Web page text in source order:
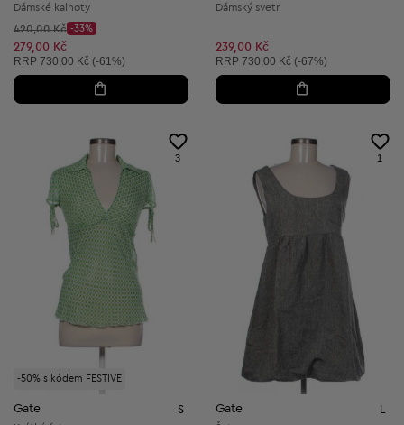
Dámské kalhoty
Původní cena:
420,00 Kč
Discount Price:
-33%
Snížená cena:
279,00 Kč
Doporučená cena:
RRP 730,00 Kč (-61%)
Dámský svetr
239,00 Kč
Doporučená cena:
RRP 730,00 Kč (-67%)
-50% s kódem FESTIVE
3
Gate S
1
Gate L